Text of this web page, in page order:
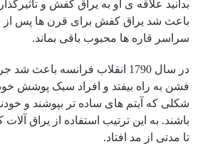
بدانید علاقه ی او به یراق کفش و
باعث شد یراق کفش برای قرن ها پس از
سراسر قاره ها محبوب باقی بماند.
در سال 1790 انقلاب فرانسه
فشن به راه بیفتد و افراد سبک پوشش خود
شکلی که آیتم های ساده تر بپوشند و
باشند. به این ترتیب استفاده از یراق
تا مدتی از مد افتاد.